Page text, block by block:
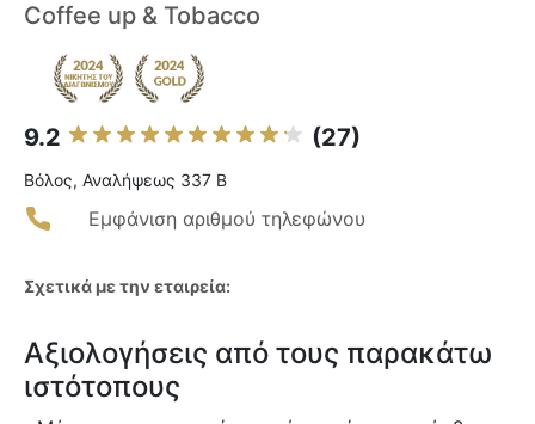
Coffee up & Tobacco
9.2 (27)
Βόλος, Αναλήψεως 337 Β
Εμφάνιση αριθμού τηλεφώνου
Σχετικά με την εταιρεία:
Αξιολογήσεις από τους παρακάτω
ιστότοπους